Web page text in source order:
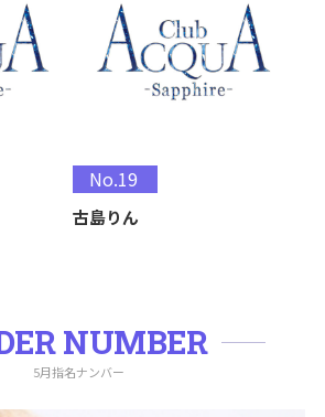
No.19
古島りん
NUMBER
5月指名ナンバー